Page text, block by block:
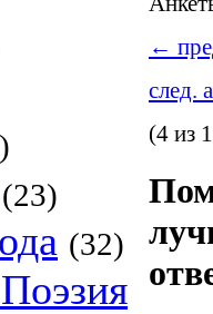
(23)
(32)
←
след.
(4 из